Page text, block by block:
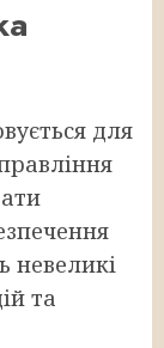
для
невеликі
та